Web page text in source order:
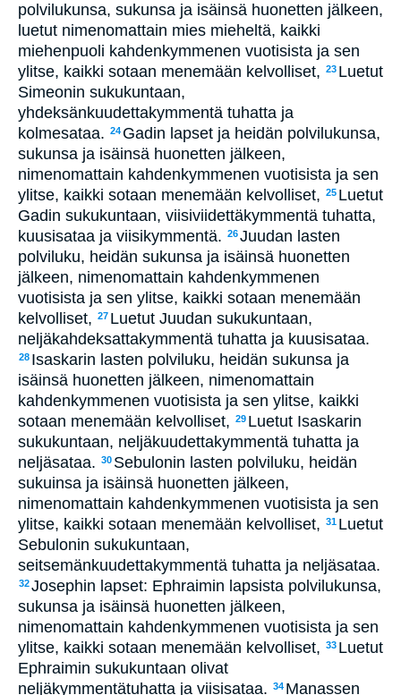
polvilukunsa, sukunsa ja isäinsä huonetten jälkeen,
luetut nimenomattain mies mieheltä, kaikki
miehenpuoli kahdenkymmenen vuotisista ja sen
ylitse, kaikki sotaan menemään kelvolliset, 23 Luetut
Simeonin sukukuntaan,
yhdeksänkuudettakymmentä tuhatta ja
kolmesataa. 24 Gadin lapset ja heidän polvilukunsa,
sukunsa ja isäinsä huonetten jälkeen,
nimenomattain kahdenkymmenen vuotisista ja sen
ylitse, kaikki sotaan menemään kelvolliset, 25 Luetut
Gadin sukukuntaan, viisiviidettäkymmentä tuhatta,
kuusisataa ja viisikymmentä. 26Juudan lasten
polviluku, heidän sukunsa ja isäinsä huonetten
jälkeen, nimenomattain kahdenkymmenen
vuotisista ja sen ylitse, kaikki sotaan menemään
kelvolliset, 27 Luetut Juudan sukukuntaan,
neljäkahdeksattakymmentä tuhatta ja kuusisataa.
28 Isaskarin lasten polviluku, heidän sukunsa ja
isäinsä huonetten jälkeen, nimenomattain
kahdenkymmenen vuotisista ja sen ylitse, kaikki
sotaan menemään kelvolliset, 29 Luetut Isaskarin
sukukuntaan, neljäkuudettakymmentä tuhatta ja
neljäsataa. 30 Sebulonin lasten polviluku, heidän
sukuinsa ja isäinsä huonetten jälkeen,
nimenomattain kahdenkymmenen vuotisista ja sen
ylitse, kaikki sotaan menemään kelvolliset, 31 Luetut
Sebulonin sukukuntaan,
seitsemänkuudettakymmentä tuhatta ja neljäsataa.
32Josephin lapset: Ephraimin lapsista polvilukunsa,
sukunsa ja isäinsä huonetten jälkeen,
nimenomattain kahdenkymmenen vuotisista ja sen
ylitse, kaikki sotaan menemään kelvolliset, 33 Luetut
Ephraimin sukukuntaan olivat
neljäkymmentätuhatta ja viisisataa. 34 Manassen